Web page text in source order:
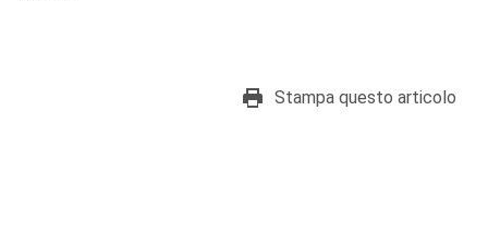
Stampa questo articolo